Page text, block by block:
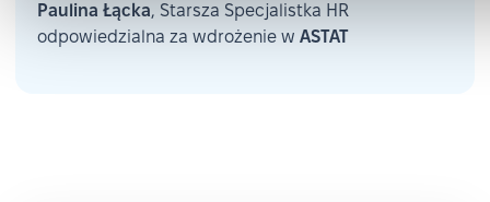
Paulina Łącka, Starsza Specjalistka HR
odpowiedzialna za wdrożenie w ASTAT